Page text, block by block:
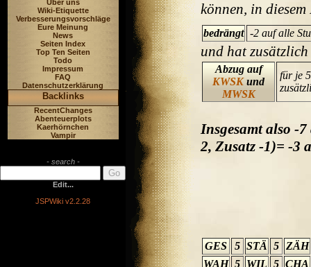
Über uns
Wiki-Etiquette
Verbesserungsvorschläge
Eure Meinung
News
Seiten Index
Top Ten Seiten
Todo
Impressum
FAQ
Datenschutzerklärung
Backlinks
RecentChanges
Abenteuerplots
Kaerhörnchen
Vampir
- search -
Edit...
JSPWiki v2.2.28
können, in
bedrängt -2 auf alle
und hat zusätzlich
Abzug auf
KWSKund
MWSK
für je
Insgesamt also -
2, Zusatz -1)= -3
GES 5 STÄ 5 ZÄH
WAH 5 WIL 5 CHA